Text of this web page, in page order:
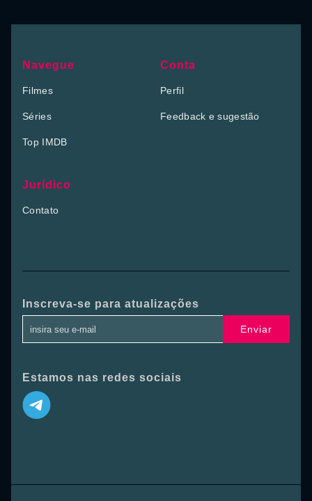
Navegue
Filmes
Séries
Top IMDB
Conta
Perfil
Feedback e sugestão
Jurídico
Contato
Inscreva-se para atualizações
Enviar
Estamos nas redes sociais